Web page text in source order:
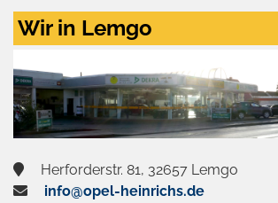
Zustimmen
aktivieren
Wir in Lemgo
Herforderstr. 81, 32657 Lemgo
info@opel-heinrichs.de